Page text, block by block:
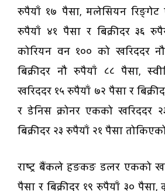
रुपैयाँ १७ पैसा, मलेसियन रिङ्गेट
रुपैयाँ ४१ पैसा र बिक्रीदर ३६
कोरियन वन १०० को खरिददर
बिक्रीदर नौ रुपैयाँ ८८ पैसा,
खरिददर १५ रुपैयाँ ७२ पैसा र
र डेनिस क्रोनर एकको खरिददर
बिक्रीदर २३ रुपैयाँ २१ पैसा
राष्ट्र बैंकले हङकङ डलर एकको
पैसा र बिक्रीदर १९ रुपैयाँ ३०